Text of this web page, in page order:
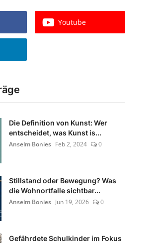
Youtube
Die Definition von Kunst: Wer
entscheidet, was Kunst is...
Anselm Bonies Feb 2, 2024 0
Stillstand oder Bewegung? Was
die Wohnortfalle sichtbar...
Anselm Bonies Jun 19, 2026 0
Gefährdete Schulkinder im Fokus